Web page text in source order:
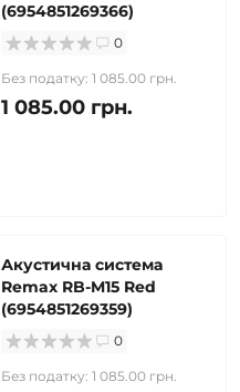
(6954851269366)
0
Без податку: 1 085.00 грн.
1 085.00 грн.
Акустична система
Remax RB-M15 Red
(6954851269359)
0
Без податку: 1 085.00 грн.